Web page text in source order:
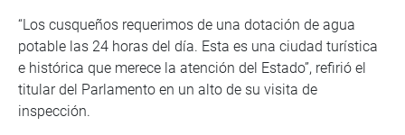
“Los cusqueños requerimos de una dotación de agua
potable las 24 horas del día. Esta es una ciudad turística
e histórica que merece la atención del Estado”, refirió el
titular del Parlamento en un alto de su visita de
inspección.